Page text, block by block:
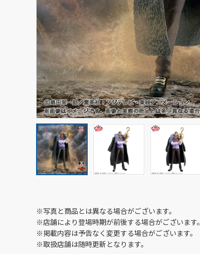
※写真と商品とは異なる場合がございます。
※店舗により登場時期が前後する場合がございます。
※掲載内容は予告なく変更する場合がございます。
※取扱店舗は随時更新となります。